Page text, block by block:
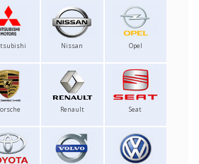
Nissan Opel
Renault Seat